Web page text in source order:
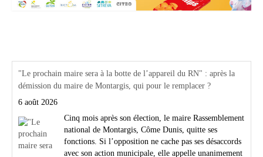
"Le prochain maire sera à la botte de l’appareil du RN" : après la
démission du maire de Montargis, qui pour le remplacer ?
6 août 2026
Cinq mois après son élection, le maire Rassemblement
national de Montargis, Côme Dunis, quitte ses
fonctions. Si l’opposition ne cache pas ses désaccords
avec son action municipale, elle appelle unanimement